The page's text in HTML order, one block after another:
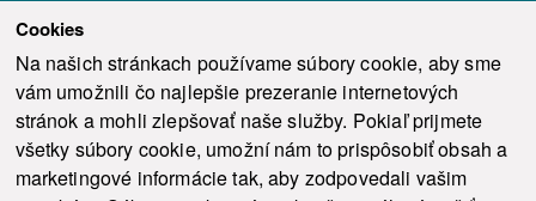
Cookies
Na našich stránkach používame súbory cookie, aby sme
vám umožnili čo najlepšie prezeranie internetových
stránok a mohli zlepšovať naše služby. Pokiaľ prijmete
všetky súbory cookie, umožní nám to prispôsobiť obsah a
marketingové informácie tak, aby zodpovedali vašim
Odoslať